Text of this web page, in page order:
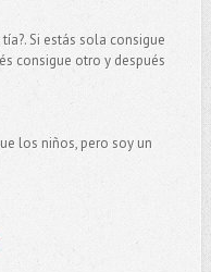
Si estás sola consigue
consigue otro y después
los niños, pero soy un